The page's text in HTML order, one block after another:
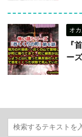
オ
『
ー